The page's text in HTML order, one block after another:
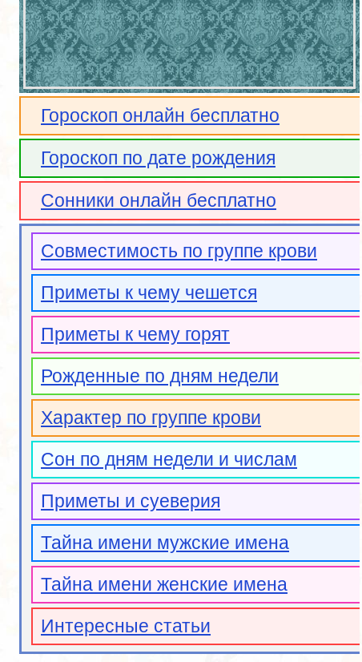
Гороскоп онлайн бесплатно
Гороскоп по дате рождения
Сонники онлайн бесплатно
Совместимость по группе крови
Приметы к чему чешется
Приметы к чему горят
Рожденные по дням недели
Характер по группе крови
Сон по дням недели и числам
Приметы и суеверия
Тайна имени мужские имена
Тайна имени женские имена
Интересные статьи